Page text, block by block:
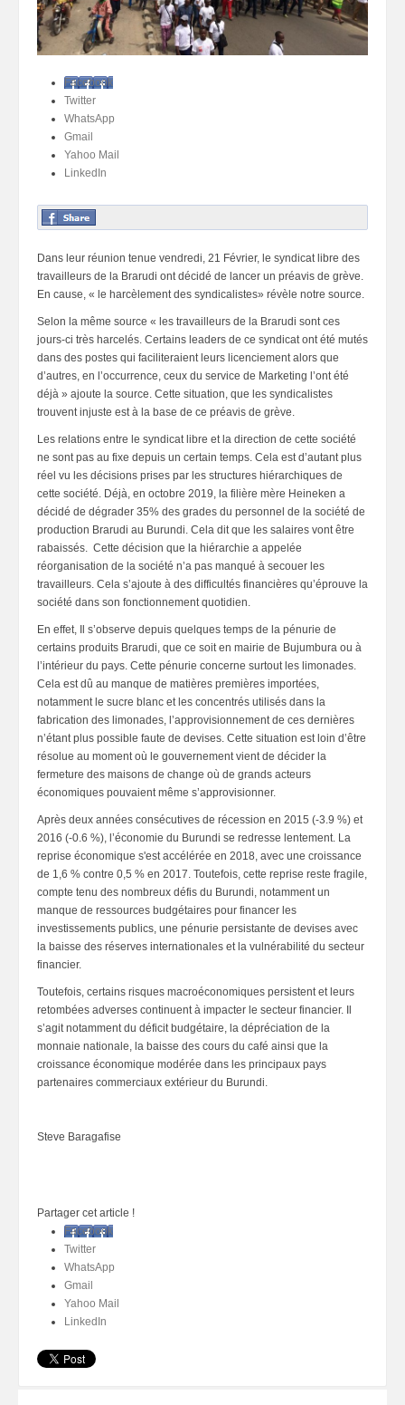
Facebook
Twitter
WhatsApp
Gmail
Yahoo Mail
LinkedIn
Dans leur réunion tenue vendredi, 21 Février, le syndicat libre des
travailleurs de la Brarudi ont décidé de lancer un préavis de grève.
En cause, « le harcèlement des syndicalistes» révèle notre source.
Selon la même source « les travailleurs de la Brarudi sont ces
jours-ci très harcelés. Certains leaders de ce syndicat ont été mutés
dans des postes qui faciliteraient leurs licenciement alors que
d’autres, en l’occurrence, ceux du service de Marketing l’ont été
déjà » ajoute la source. Cette situation, que les syndicalistes
trouvent injuste est à la base de ce préavis de grève.
Les relations entre le syndicat libre et la direction de cette société
ne sont pas au fixe depuis un certain temps. Cela est d’autant plus
réel vu les décisions prises par les structures hiérarchiques de
cette société. Déjà, en octobre 2019, la filière mère Heineken a
décidé de dégrader 35% des grades du personnel de la société de
production Brarudi au Burundi. Cela dit que les salaires vont être
rabaissés. Cette décision que la hiérarchie a appelée
réorganisation de la société n’a pas manqué à secouer les
travailleurs. Cela s’ajoute à des difficultés financières qu’éprouve la
société dans son fonctionnement quotidien.
En effet, Il s’observe depuis quelques temps de la pénurie de
certains produits Brarudi, que ce soit en mairie de Bujumbura ou à
l’intérieur du pays. Cette pénurie concerne surtout les limonades.
Cela est dû au manque de matières premières importées,
notamment le sucre blanc et les concentrés utilisés dans la
fabrication des limonades, l’approvisionnement de ces dernières
n’étant plus possible faute de devises. Cette situation est loin d’être
résolue au moment où le gouvernement vient de décider la
fermeture des maisons de change où de grands acteurs
économiques pouvaient même s’approvisionner.
Après deux années consécutives de récession en 2015 (-3.9 %) et
2016 (-0.6 %), l’économie du Burundi se redresse lentement. La
reprise économique s'est accélérée en 2018, avec une croissance
de 1,6 % contre 0,5 % en 2017. Toutefois, cette reprise reste fragile,
compte tenu des nombreux défis du Burundi, notamment un
manque de ressources budgétaires pour financer les
investissements publics, une pénurie persistante de devises avec
la baisse des réserves internationales et la vulnérabilité du secteur
financier.
Toutefois, certains risques macroéconomiques persistent et leurs
retombées adverses continuent à impacter le secteur financier. Il
s’agit notamment du déficit budgétaire, la dépréciation de la
monnaie nationale, la baisse des cours du café ainsi que la
croissance économique modérée dans les principaux pays
partenaires commerciaux extérieur du Burundi.
Steve Baragafise
Partager cet article !
Facebook
Twitter
WhatsApp
Gmail
Yahoo Mail
LinkedIn